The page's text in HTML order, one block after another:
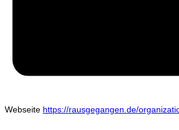
Webseite https://rausgegangen.de/